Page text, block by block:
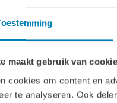
maakt gebruik van
cookies om content en
te analyseren. Ook